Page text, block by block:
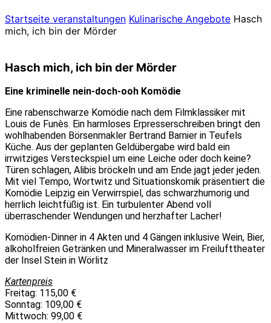
Startseite veranstaltungen Kulinarische Angebote Hasch
mich, ich bin der Mörder
Hasch mich, ich bin der Mörder
Eine kriminelle nein-doch-ooh Komödie
Eine rabenschwarze Komödie nach dem Filmklassiker mit
Louis de Funès. Ein harmloses Erpresserschreiben bringt den
wohlhabenden Börsenmakler Bertrand Barnier in Teufels
Küche. Aus der geplanten Geldübergabe wird bald ein
irrwitziges Versteckspiel um eine Leiche oder doch keine?
Türen schlagen, Alibis bröckeln und am Ende jagt jeder jeden.
Mit viel Tempo, Wortwitz und Situationskomik präsentiert die
Komödie Leipzig ein Verwirrspiel, das schwarzhumorig und
herrlich leichtfüßig ist. Ein turbulenter Abend voll
überraschender Wendungen und herzhafter Lacher!
Komödien-Dinner in 4 Akten und 4 Gängen inklusive Wein, Bier,
alkoholfreien Getränken und Mineralwasser im Freilufttheater
der Insel Stein in Wörlitz
Kartenpreis
Freitag: 115,00 €
Sonntag: 109,00 €
Mittwoch: 99,00 €